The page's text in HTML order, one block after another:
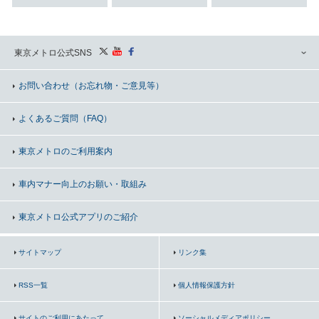
東京メトロ公式SNS
お問い合わせ （お忘れ物・ご意見等）
よくあるご質問（FAQ）
東京メトロのご利用案内
車内マナー向上のお願い・取組み
東京メトロ公式アプリのご紹介
サイトマップ リンク集
RSS一覧 個人情報保護方針